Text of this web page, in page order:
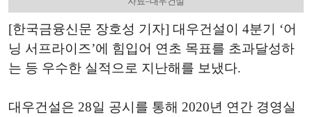
[한국금융신문 장호성 기자] 대우건설이 4분기 ‘어
닝 서프라이즈’에 힘입어 연초 목표를 초과달성하
는 등 우수한 실적으로 지난해를 보냈다.
대우건설은 28일 공시를 통해 2020년 연간 경영실